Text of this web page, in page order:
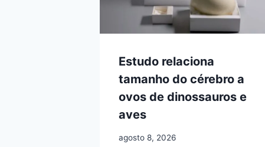
Estudo relaciona
tamanho do cérebro a
ovos de dinossauros e
aves
agosto 8, 2026